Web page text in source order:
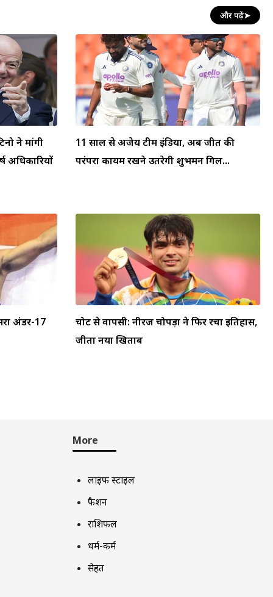
और पढ़ें➤
ने मांगी
अधिकारियों
11 साल से अजेय टीम इंडिया, अब जीत की
परंपरा कायम रखने उतरेगी शुभमन गिल...
अंडर-17
चोट से वापसी: नीरज चोपड़ा ने फिर रचा इतिहास,
जीता नया खिताब
More
लाइफ स्टाइल
फैशन
राशिफल
धर्म-कर्म
सेहत